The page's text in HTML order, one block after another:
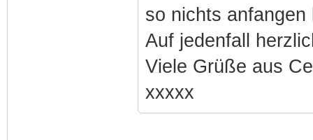
so nichts anfangen
Auf jedenfall
Viele Grüße aus
xxxxx